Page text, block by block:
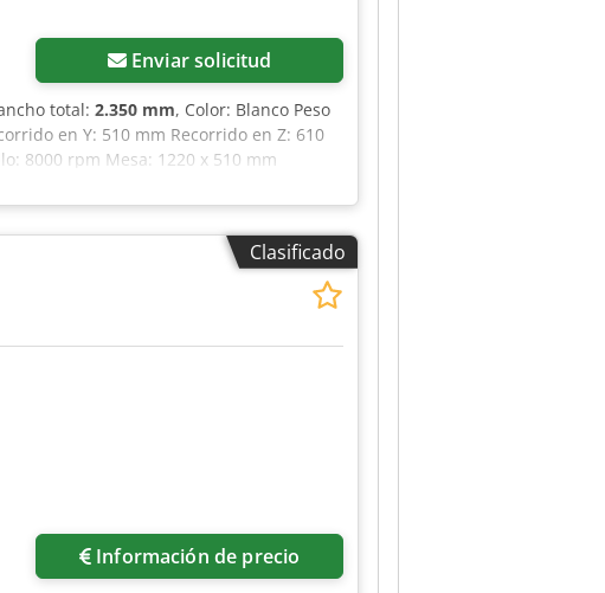
Enviar solicitud
total: 2.350 mm, Color: Blanco Peso
en Y: 510 mm Recorrido en Z: 610
8000 rpm Mesa: 1220 x 510 mm
CE: Sí - Certificado CE: No - Número de
- Tipo de sistema de control: Ultimax -
el eje Y [mm]: 510 - Recorrido en el eje
del husillo [rpm]: 80 - Velocidad
(l x a x h) - Peso de transporte [kg]: 5000
el IVA. IVA/Impuesto sobre el valor
para todo tipo de maquinaria
Clasificado
Información de precio